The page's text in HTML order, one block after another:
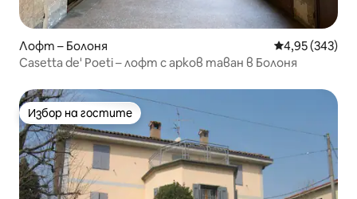
Лофт – Болоня Средна
4,95 (343)
Casetta de' Poeti – лофт с арков таван в Болоня
Избор на гостите
Избор на гостите